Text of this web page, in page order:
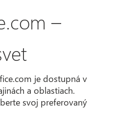
–
je dostupná v
a oblastiach.
svoj preferovaný